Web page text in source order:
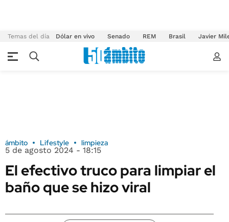
Temas del día Dólar en vivo Senado REM Brasil Javier
ámbito Lifestyle limpieza
5 de agosto 2024 - 18:15
El efectivo truco para limpiar el
baño que se hizo viral